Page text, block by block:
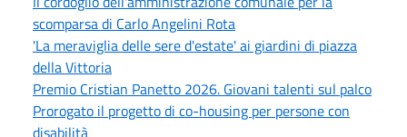
scomparsa di Carlo Angelini Rota
'La meraviglia delle sere d'estate' ai giardini di piazza
della Vittoria
Premio Cristian Panetto 2026. Giovani talenti sul palco
Prorogato il progetto di co-housing per persone con
disabilità